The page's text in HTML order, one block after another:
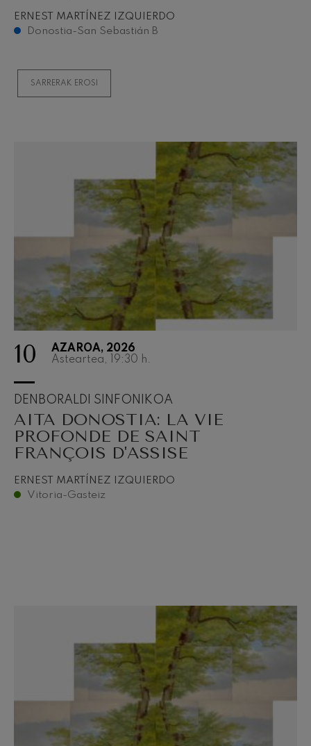
ERNEST MARTÍNEZ IZQUIERDO
Donostia-San Sebastián B
SARRERAK EROSI
10
AZAROA, 2026
Asteartea, 19:30 h.
DENBORALDI SINFONIKOA
AITA DONOSTIA: LA VIE
PROFONDE DE SAINT
FRANÇOIS D'ASSISE
ERNEST MARTÍNEZ IZQUIERDO
Vitoria-Gasteiz